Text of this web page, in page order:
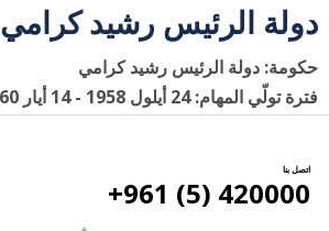
دولة الرئيس رشيد كرامي
حكومة: دولة الرئيس رشيد كرامي
فترة تولّي المهام: 24 أيلول 1958 - 14 أيار 1960
اتصل بنا
420000 (5) 961+